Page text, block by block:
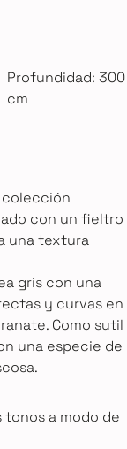
Profundidad: 300
cm
colección
con un fieltro
una textura
gris con una
y curvas en
Como sutil
una especie de
a modo de